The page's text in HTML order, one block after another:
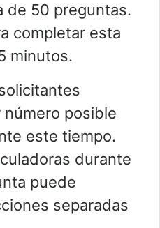
de 50 preguntas.
completar esta
minutos.
número posible
este tiempo.
durante
puede
separadas